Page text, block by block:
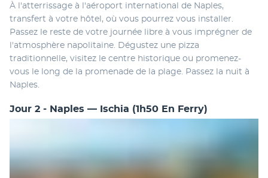
À l'atterrissage à l'aéroport international de Naples,
transfert à votre hôtel, où vous pourrez vous installer.
Passez le reste de votre journée libre à vous imprégner de
l'atmosphère napolitaine. Dégustez une pizza
traditionnelle, visitez le centre historique ou promenez-
vous le long de la promenade de la plage. Passez la nuit à
Naples.
Jour 2 - Naples — Ischia (1h50 En Ferry)